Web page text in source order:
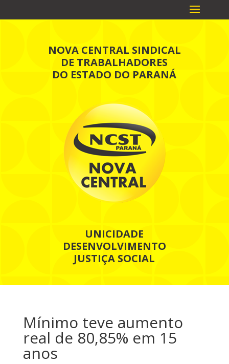
NOVA CENTRAL SINDICAL
DE TRABALHADORES
DO ESTADO DO PARANÁ
UNICIDADE
DESENVOLVIMENTO
JUSTIÇA SOCIAL
Mínimo teve aumento
real de 80,85% em 15
anos